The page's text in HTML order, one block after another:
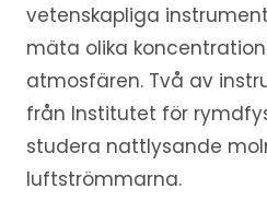
vetenskapliga
mäta olika
atmosfären. Två av
från Institutet för
studera nattlysande
luftströmmarna.